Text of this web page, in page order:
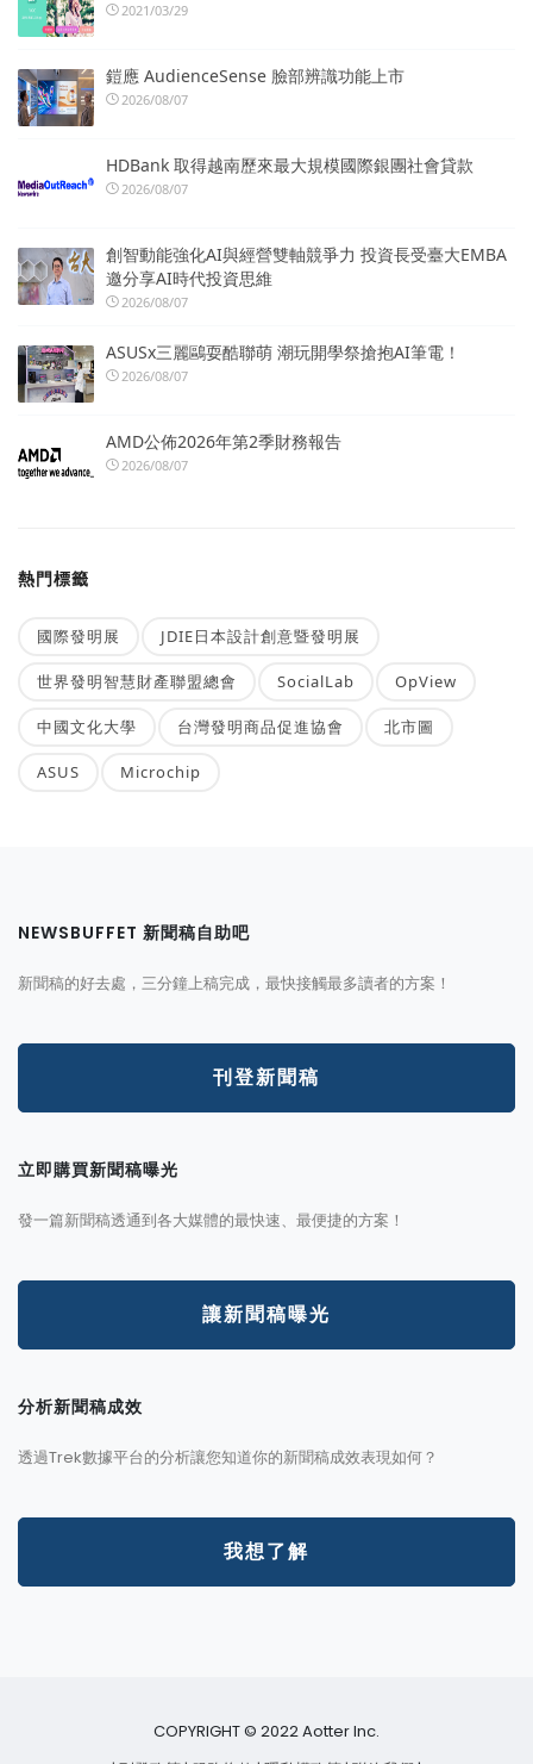
2021/03/29
鎧應 AudienceSense 臉部辨識功能上市
2026/08/07
HDBank 取得越南歷來最大規模國際銀團社會貸款
2026/08/07
創智動能強化AI與經營雙軸競爭力 投資長受臺大EMBA
邀分享AI時代投資思維
2026/08/07
ASUSx三麗鷗耍酷聯萌 潮玩開學祭搶抱AI筆電！
2026/08/07
AMD公佈2026年第2季財務報告
2026/08/07
熱門標籤
國際發明展 JDIE日本設計創意暨發明展
世界發明智慧財產聯盟總會 SocialLab OpView
中國文化大學 台灣發明商品促進協會 北市圖
ASUS Microchip
NEWSBUFFET 新聞稿自助吧
新聞稿的好去處，三分鐘上稿完成，最快接觸最多讀者的方案！
刊登新聞稿
立即購買新聞稿曝光
發一篇新聞稿透通到各大媒體的最快速、最便捷的方案！
讓新聞稿曝光
分析新聞稿成效
透過Trek數據平台的分析讓您知道你的新聞稿成效表現如何？
我想了解
COPYRIGHT © 2022 Aotter Inc.